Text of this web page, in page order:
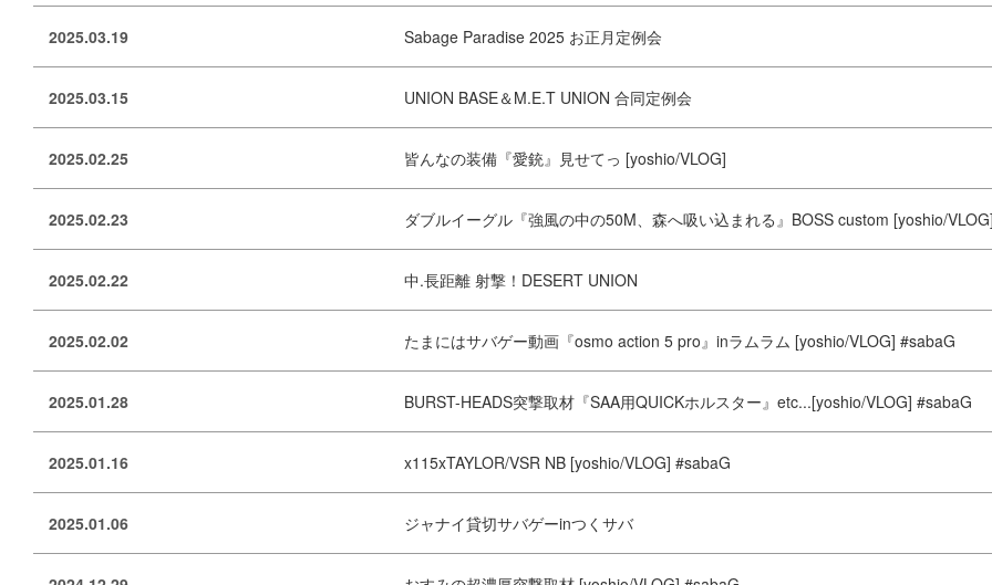
2025.03.19 Sabage Paradise 2025 お正月定例会
2025.03.15 UNION BASE＆M.E.T UNION 合同定例会
2025.02.25 皆んなの装備『愛銃』見せてっ [yoshio/VLOG]
2025.02.23 ダブルイーグル『強風の中の50M、森へ吸い込まれる』BOSS custom [yoshio/
2025.02.22 中.長距離 射撃！DESERT UNION
2025.02.02 たまにはサバゲー動画『osmo action 5 pro』inラムラム [yoshio/VLOG] #sabaG
2025.01.28 BURST-HEADS突撃取材『SAA用QUICKホルスター』etc...[yoshio/VLOG] #sabaG
2025.01.16 x115xTAYLOR/VSR NB [yoshio/VLOG] #sabaG
2025.01.06 ジャナイ貸切サバゲーinつくサバ